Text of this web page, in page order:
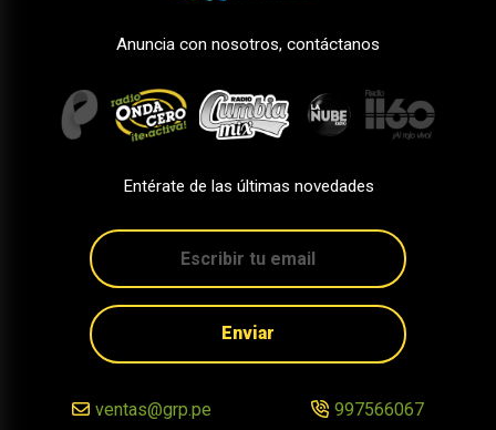
Anuncia con nosotros, contáctanos
Entérate de las últimas novedades
Enviar
ventas@grp.pe 997566067